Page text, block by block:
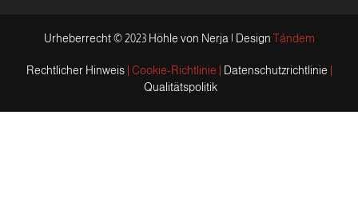
Urheberrecht © 2023 Höhle von Nerja | Design Tándem
Rechtlicher Hinweis Cookie-Richtlinie
Datenschutzrichtlinie
Qualitätspolitik